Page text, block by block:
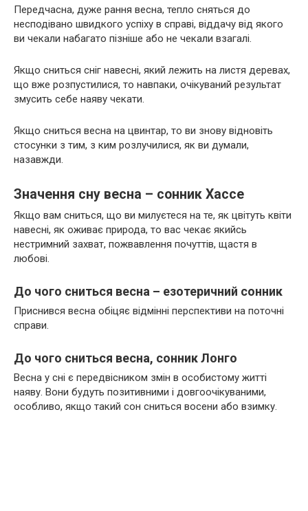
Передчасна, дуже рання весна, тепло сняться до
несподівано швидкого успіху в справі, віддачу від якого
ви чекали набагато пізніше або не чекали взагалі.
Якщо сниться сніг навесні, який лежить на листя деревах,
що вже розпустилися, то навпаки, очікуваний результат
змусить себе наяву чекати.
Якщо сниться весна на цвинтар, то ви знову відновіть
стосунки з тим, з ким розлучилися, як ви думали,
назавжди.
Значення сну весна – сонник Хассе
Якщо вам сниться, що ви милуєтеся на те, як цвітуть квіти
навесні, як оживає природа, то вас чекає якийсь
нестримний захват, пожвавлення почуттів, щастя в
любові.
До чого сниться весна – езотеричний сонник
Приснився весна обіцяє відмінні перспективи на поточні
справи.
До чого сниться весна, сонник Лонго
Весна у сні є передвісником змін в особистому житті
наяву. Вони будуть позитивними і довгоочікуваними,
особливо, якщо такий сон сниться восени або взимку.